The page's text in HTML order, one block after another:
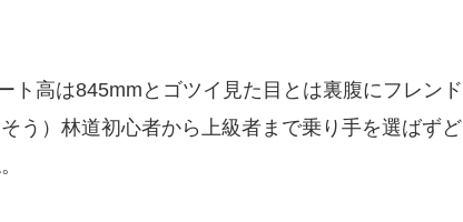
ト高は845mmとゴツイ見た目とは裏腹にフレンド
う）林道初心者から上級者まで乗り手を選ばずど